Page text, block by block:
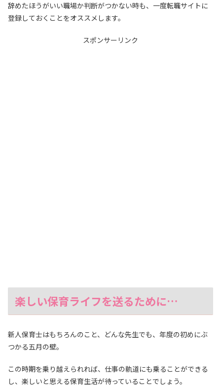
辞めたほうがいい職場か判断がつかない時も、一度転職サイトに
登録しておくことをオススメします。
スポンサーリンク
楽しい保育ライフを送るために…
新人保育士はもちろんのこと、どんな先生でも、年度の初めにぶ
つかる五月の壁。
この時期を乗り越えられれば、仕事の軌道にも乗ることができる
し、楽しいと思える保育生活が待っていることでしょう。